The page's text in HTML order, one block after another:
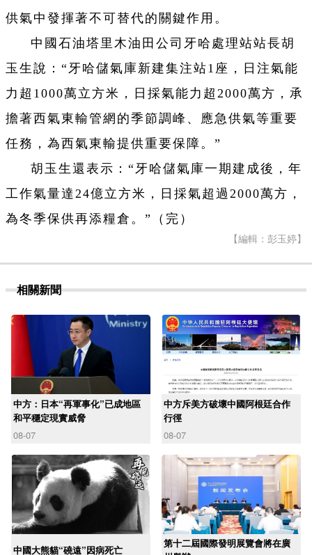
供氣中發揮著不可替代的關鍵作用。
中國石油塔里木油田公司牙哈處理站站長胡
玉生說：“牙哈儲氣庫新建集注站1座，日注氣能
力超1000萬立方米，日採氣能力超2000萬方，承
擔著西氣東輸管網的季節調峰、應急供氣等重要
任務，為西氣東輸提供重要保障。”
胡玉生還表示：“牙哈儲氣庫一期建成後，年
工作氣量達24億立方米，日採氣超過2000萬方，
為冬季保供再添糧倉。”（完）
【編輯：彭玉婷】
相關新聞
中方：日本“再軍事化”已成地區
和平穩定現實威脅
08-07
中方斥美方破壞中國阿根廷合作
行徑
08-07
中國大熊貓“磽遠”因病死亡
第十二屆國際發明展覽會將在廣